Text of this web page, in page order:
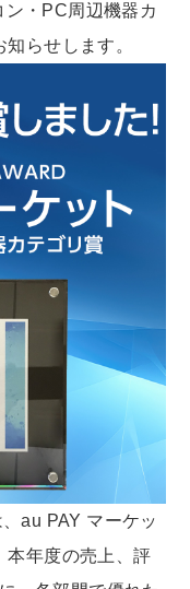
ン・PC周辺機器カ
らせします。
au PAY マーケッ
本年度の売上、評